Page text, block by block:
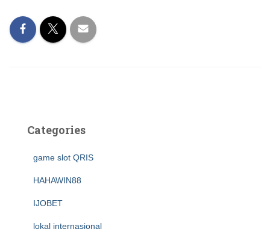
Categories
game slot QRIS
HAHAWIN88
IJOBET
lokal internasional